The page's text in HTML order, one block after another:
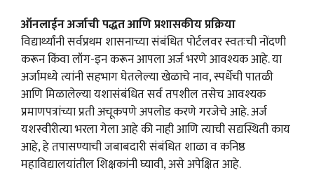
ऑनलाईन अर्जाची पद्धत आणि प्रशासकीय प्रक्रिया
विद्यार्थ्यांनी सर्वप्रथम शासनाच्या संबंधित पोर्टलवर स्वतःची नोंदणी
करून किंवा लॉग-इन करून आपला अर्ज भरणे आवश्यक आहे. या
अर्जामध्ये त्यांनी सहभाग घेतलेल्या खेळाचे नाव, स्पर्धेची पातळी
आणि मिळालेल्या यशासंबंधित सर्व तपशील तसेच आवश्यक
प्रमाणपत्रांच्या प्रती अचूकपणे अपलोड करणे गरजेचे आहे. अर्ज
यशस्वीरीत्या भरला गेला आहे की नाही आणि त्याची सद्यस्थिती काय
आहे, हे तपासण्याची जबाबदारी संबंधित शाळा व कनिष्ठ
महाविद्यालयांतील शिक्षकांनी घ्यावी, असे अपेक्षित आहे.